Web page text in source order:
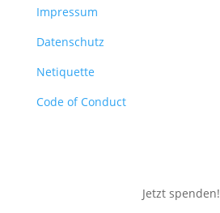
Impressum
Datenschutz
Netiquette
Code of Conduct
Jetzt spenden!